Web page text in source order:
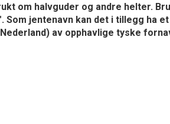
om halvguder og andre helter.
jentenavn kan det i tillegg ha
av opphavlige tyske